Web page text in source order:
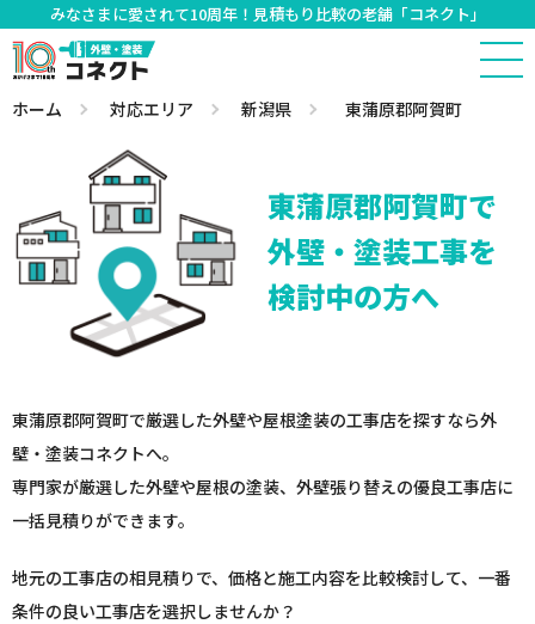
みなさまに愛されて10周年！見積もり比較の老舗「コネクト」
ホーム 対応エリア 新潟県 東蒲原郡阿賀町
東蒲原郡阿賀町で
外壁・塗装工事を
検討中の方へ
東蒲原郡阿賀町で厳選した外壁や屋根塗装の工事店を探すなら外
壁・塗装コネクトへ。
専門家が厳選した外壁や屋根の塗装、外壁張り替えの優良工事店に
一括見積りができます。
地元の工事店の相見積りで、価格と施工内容を比較検討して、一番
条件の良い工事店を選択しませんか？